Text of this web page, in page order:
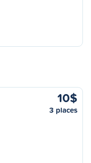
10$
3 places